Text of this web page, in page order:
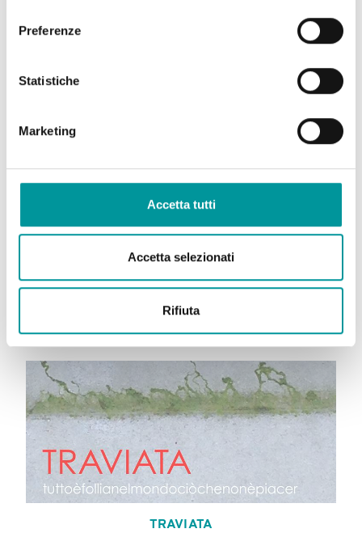
Preferenze
Statistiche
Marketing
Accetta tutti
Accetta selezionati
Rifiuta
IN CAMMINO VERSO L'AMORE
TRAVIATA